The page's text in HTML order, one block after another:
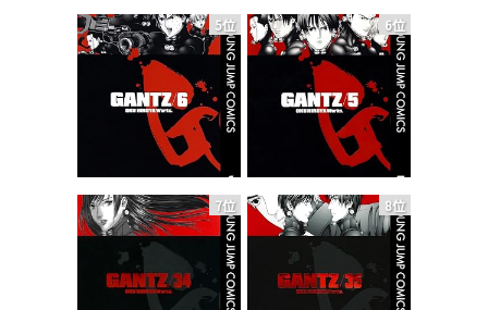
5位 6位
7位 8位